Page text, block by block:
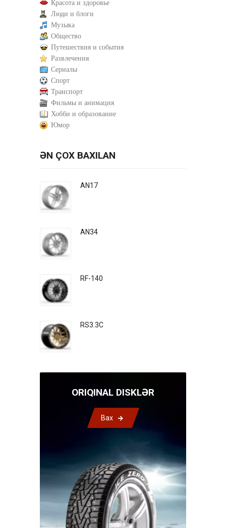
Красота и здоровье
Люди и блоги
Музыка
Общество
Путешествия и события
Развлечения
Сериалы
Спорт
Транспорт
Фильмы и анимация
Хобби и образование
Юмор
ƏN ÇOX BAXILAN
AN17
AN34
RF-140
RS3.3C
ORIQINAL DISKLƏR
Bax